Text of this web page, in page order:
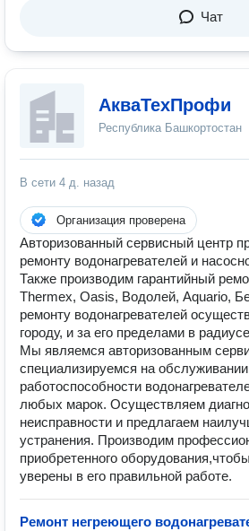
Чат
АкваТехПрофи
Республика Башкортостан
В сети 4 д. назад
Организация проверена
Авторизованный сервисный центр
ремонту водонагревателей и
Также производим гарантийный
Thermex, Oasis, Водолей, Aquario,
ремонту водонагревателей
городу, и за его пределами в
Мы являемся авторизованным
специализируемся на
работоспособности
любых марок. Осуществляем
неисправности и предлагаем
устранения. Производим
приобретенного
уверены в его правильной работе.
Ремонт негреющего